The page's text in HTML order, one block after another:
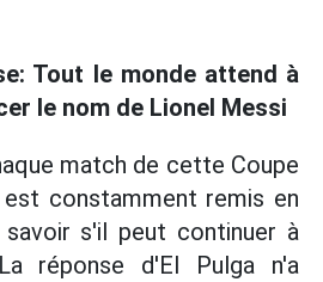
Tout le monde attend à
le nom de Lionel Messi
match de cette Coupe
constamment remis en
s'il peut continuer à
réponse d'El Pulga n'a